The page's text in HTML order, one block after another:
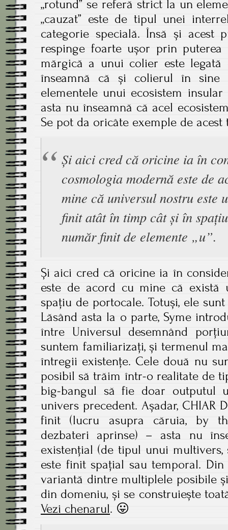
„rotund” se referă strict la un
„cauzat” este de tipul unei
categorie specială. Însă și acest
respinge foarte ușor prin puterea
mărgică a unui colier este
înseamnă că și colierul în sine
elementele unui ecosistem
asta nu înseamnă că acel
Se pot da oricâte exemple de acest
Și aici cred că oricine ia în
cosmologia modernă este de
mine că universul nostru este
finit atât în timp cât și în
număr finit de elemente „u”.
Și aici cred că oricine ia în
este de acord cu mine că
spațiu de portocale. Totuși, ele
Lăsând asta la o parte, Syme
între Universul desemnând
suntem familiarizați, și termenul
întregii existențe. Cele două nu
posibil să trăim într-o realitate de
big-bangul să fie doar outputul
univers precedent. Așadar, CHIAR
finit (lucru asupra căruia, by
dezbateri aprinse) – asta nu
existențial (de tipul unui
este finit spațial sau temporal.
variantă dintre multiplele posibile
din domeniu, și se construiește
Vezi chenarul. 😛